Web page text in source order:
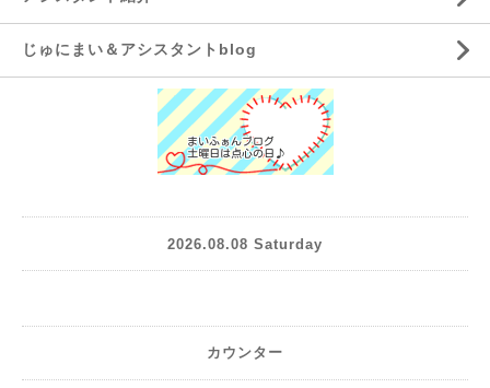
じゅにまい＆アシスタントblog
2026.08.08 Saturday
カウンター